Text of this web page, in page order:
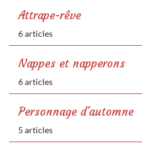
Attrape-rêve
6 articles
Nappes et napperons
6 articles
Personnage d'automne
5 articles